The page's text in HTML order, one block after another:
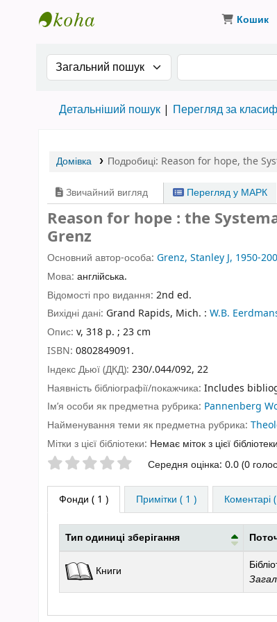
Кошик
Search the catalog by:Пошук за
Детальніший пошук Перегляд за
Домівка Подробиці: Reason for hope, the
Звичайний вигляд Перегляд у МАРК
Reason for hope : the
Grenz
Основний автор-особа: Grenz, Stanley J, 1950-
Мова: англійська.
Відомості про видання: 2nd ed.
Вихідні дані: Grand Rapids, Mich. : W.B.
Опис: v, 318 p. ; 23 cm
ISBN: 0802849091.
Індекс Дьюї (ДКД): 230/.044/092, 22
Наявність бібліографії/покажчика: Includes
Ім’я особи як предметна рубрика: Pannenberg
Найменування теми як предметна рубрика:
Мітки з цієї бібліотеки: Немає міток з цієї
Оцінки зірочкамиСередня оцінка: 0.0 (0
Фонди ( 1 ) Примітки ( 1 ) Коментарі
Тип одиниці зберігання
Книги